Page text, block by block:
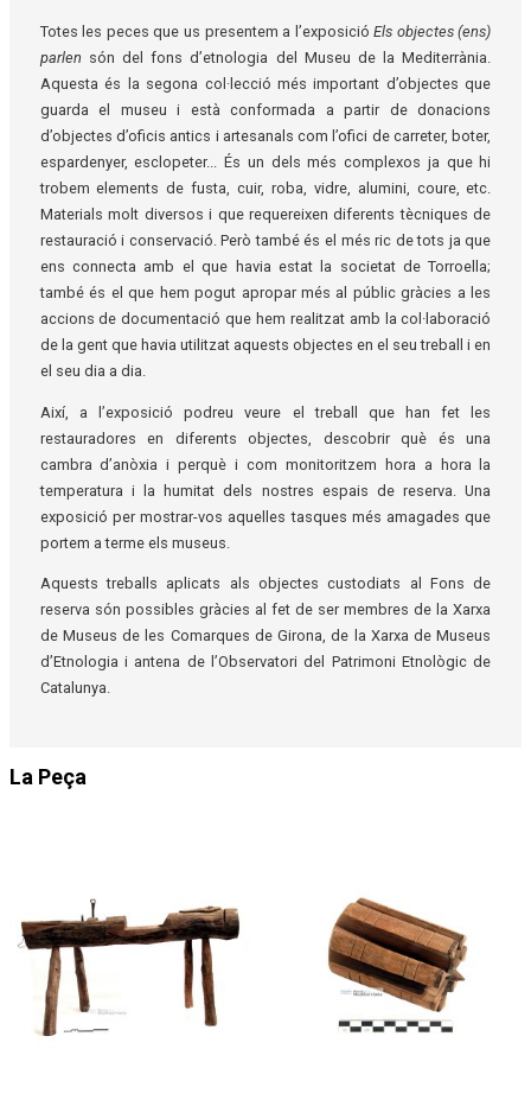
Totes les peces que us presentem a l’exposicióEls objectes (ens)
parlen són del fons d’etnologia del Museu de la Mediterrània.
Aquesta és la segona col·lecció més important d’objectes que
guarda el museu i està conformada a partir de donacions
d’objectes d’oficis antics i artesanals com l’ofici de carreter, boter,
espardenyer, esclopeter... És un dels més complexos ja que hi
trobem elements de fusta, cuir, roba, vidre, alumini, coure, etc.
Materials molt diversos i que requereixen diferents tècniques de
restauració i conservació. Però també és el més ric de tots ja que
ens connecta amb el que havia estat la societat de Torroella;
també és el que hem pogut apropar més al públic gràcies a les
accions de documentació que hem realitzat amb la col·laboració
de la gent que havia utilitzat aquests objectes en el seu treball i en
el seu dia a dia.
Així, a l’exposició podreu veure el treball que han fet les
restauradores en diferents objectes, descobrir què és una
cambra d’anòxia i perquè i com monitoritzem hora a hora la
temperatura i la humitat dels nostres espais de reserva. Una
exposició per mostrar-vos aquelles tasques més amagades que
portem a terme els museus.
Aquests treballs aplicats als objectes custodiats al Fons de
reserva són possibles gràcies al fet de ser membres de la Xarxa
de Museus de les Comarques de Girona, de la Xarxa de Museus
d’Etnologia i antena de l’Observatori del Patrimoni Etnològic de
Catalunya.
La Peça